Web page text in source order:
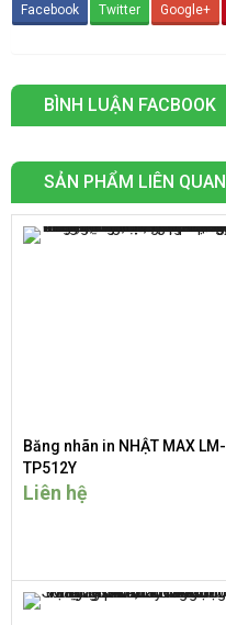
Facebook Twitter Google+
BÌNH LUẬN FACBOOK
SẢN PHẨM LIÊN QUAN
Băng nhãn in NHẬT MAX LM-
TP512Y
Liên hệ